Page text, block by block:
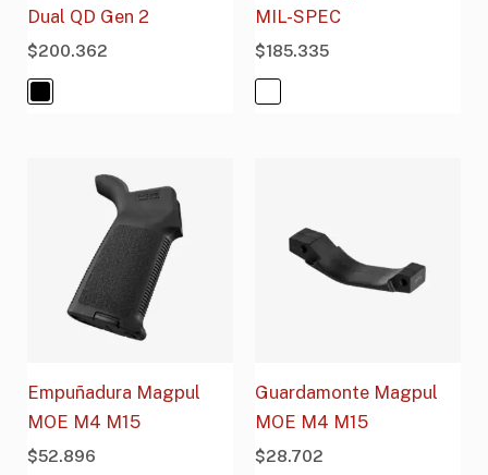
Dual QD Gen 2
$200.362
MIL-SPEC
$185.335
Empuñadura Magpul
MOE M4 M15
$52.896
Guardamonte Magpul
MOE M4 M15
$28.702